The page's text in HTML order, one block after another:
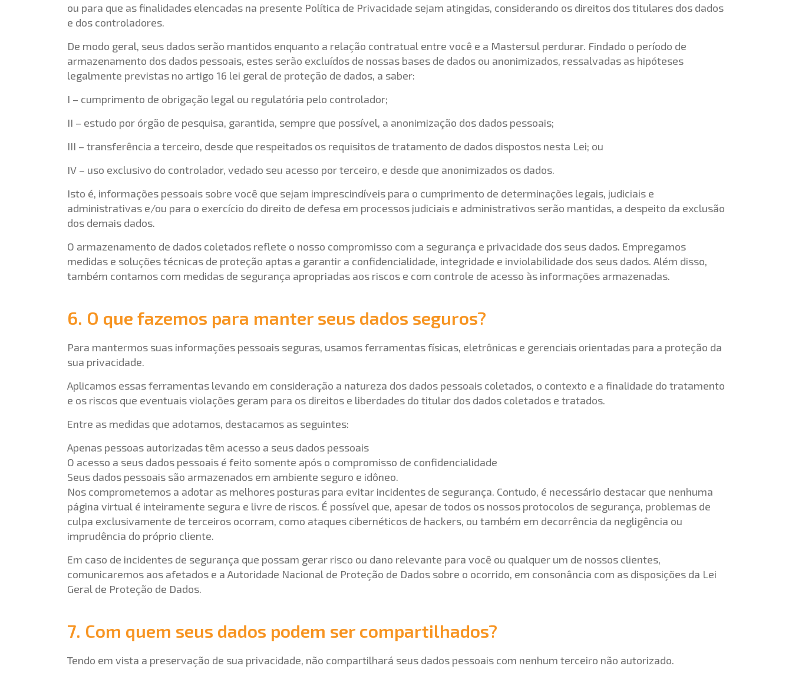
ou para que as finalidades elencadas na presente Política de Privacidade sejam atingidas, considerando os direitos dos titulares dos dados
e dos controladores.
De modo geral, seus dados serão mantidos enquanto a relação contratual entre você e a Mastersul perdurar. Findado o período de
armazenamento dos dados pessoais, estes serão excluídos de nossas bases de dados ou anonimizados, ressalvadas as hipóteses
legalmente previstas no artigo 16 lei geral de proteção de dados, a saber:
I – cumprimento de obrigação legal ou regulatória pelo controlador;
II – estudo por órgão de pesquisa, garantida, sempre que possível, a anonimização dos dados pessoais;
III – transferência a terceiro, desde que respeitados os requisitos de tratamento de dados dispostos nesta Lei; ou
IV – uso exclusivo do controlador, vedado seu acesso por terceiro, e desde que anonimizados os dados.
Isto é, informações pessoais sobre você que sejam imprescindíveis para o cumprimento de determinações legais, judiciais e
administrativas e/ou para o exercício do direito de defesa em processos judiciais e administrativos serão mantidas, a despeito da exclusão
dos demais dados.
O armazenamento de dados coletados reflete o nosso compromisso com a segurança e privacidade dos seus dados. Empregamos
medidas e soluções técnicas de proteção aptas a garantir a confidencialidade, integridade e inviolabilidade dos seus dados. Além disso,
também contamos com medidas de segurança apropriadas aos riscos e com controle de acesso às informações armazenadas.
6. O que fazemos para manter seus dados seguros?
Para mantermos suas informações pessoais seguras, usamos ferramentas físicas, eletrônicas e gerenciais orientadas para a proteção da
sua privacidade.
Aplicamos essas ferramentas levando em consideração a natureza dos dados pessoais coletados, o contexto e a finalidade do tratamento
e os riscos que eventuais violações geram para os direitos e liberdades do titular dos dados coletados e tratados.
Entre as medidas que adotamos, destacamos as seguintes:
Apenas pessoas autorizadas têm acesso a seus dados pessoais
O acesso a seus dados pessoais é feito somente após o compromisso de confidencialidade
Seus dados pessoais são armazenados em ambiente seguro e idôneo.
Nos comprometemos a adotar as melhores posturas para evitar incidentes de segurança. Contudo, é necessário destacar que nenhuma
página virtual é inteiramente segura e livre de riscos. É possível que, apesar de todos os nossos protocolos de segurança, problemas de
culpa exclusivamente de terceiros ocorram, como ataques cibernéticos de hackers, ou também em decorrência da negligência ou
imprudência do próprio cliente.
Em caso de incidentes de segurança que possam gerar risco ou dano relevante para você ou qualquer um de nossos clientes,
comunicaremos aos afetados e a Autoridade Nacional de Proteção de Dados sobre o ocorrido, em consonância com as disposições da Lei
Geral de Proteção de Dados.
7. Com quem seus dados podem ser compartilhados?
Tendo em vista a preservação de sua privacidade, não compartilhará seus dados pessoais com nenhum terceiro não autorizado.